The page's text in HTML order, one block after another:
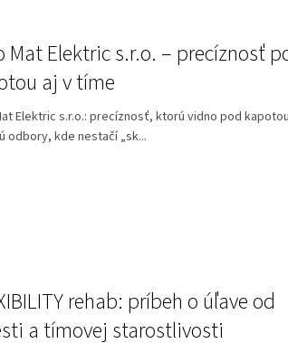
Mat Elektric s.r.o. – precíznosť
aj v tíme
Elektric s.r.o.: precíznosť, ktorú vidno pod
odbory, kde nestačí „sk...
rehab: príbeh o úľave od
a tímovej starostlivosti